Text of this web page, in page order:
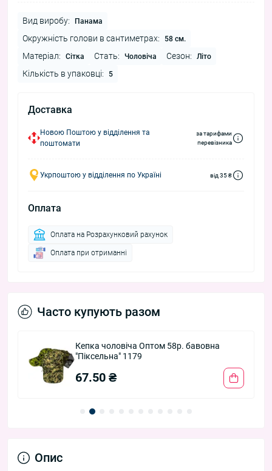
Вид виробу: Панама
Окружність голови в сантиметрах: 58 см.
Матеріал: Сітка Стать: Чоловіча Сезон: Літо
Кількість в упаковці: 5
Доставка
Новою Поштою у відділення та
поштомати
за тарифами
перевізника
Укрпоштою у відділення по Україні від 35 ₴
Оплата
Оплата на Розрахунковий рахунок
Оплата при отриманні
Часто купують разом
Кепка чоловіча Оптом 58р. бавовна
"Піксельна" 1179
67.50 ₴
Опис